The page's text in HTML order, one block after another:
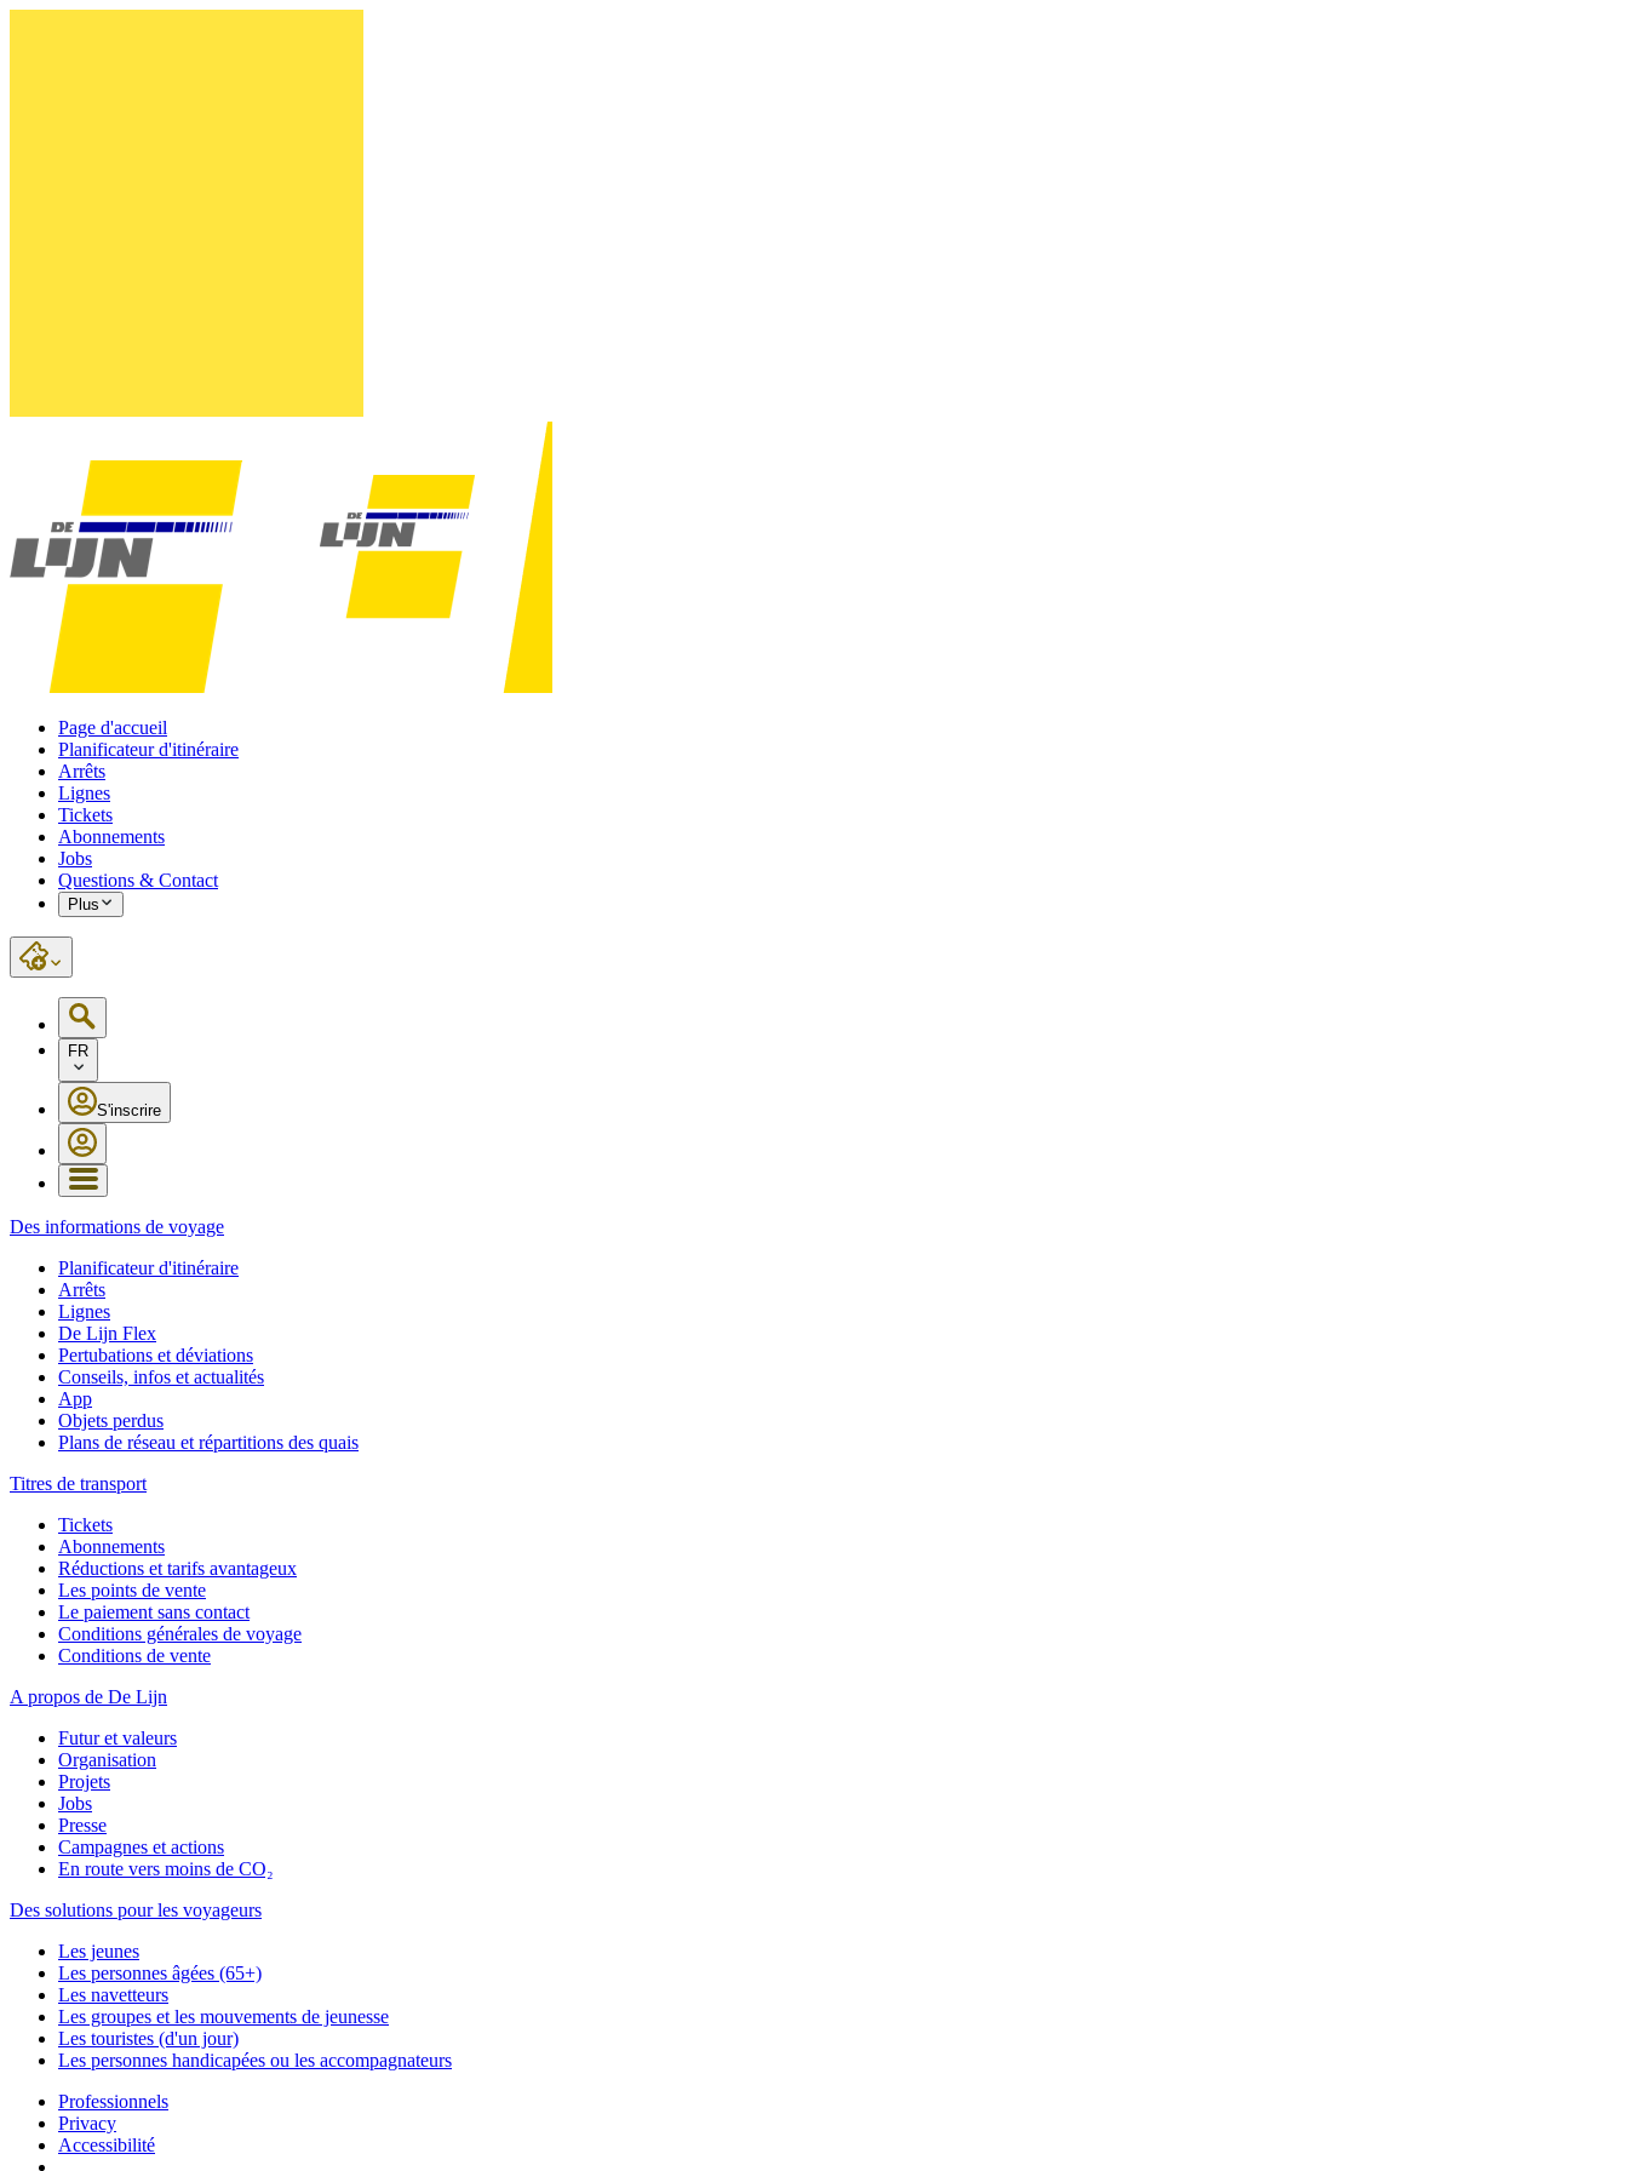
Page d'accueil
Planificateur d'itinéraire
Arrêts
Lignes
Tickets
Abonnements
Jobs
Questions & Contact
Plus
FR
S'inscrire
Des informations de voyage
Planificateur d'itinéraire
Arrêts
Lignes
De Lijn Flex
Pertubations et déviations
Conseils, infos et actualités
App
Objets perdus
Plans de réseau et répartitions des quais
Titres de transport
Tickets
Abonnements
Réductions et tarifs avantageux
Les points de vente
Le paiement sans contact
Conditions générales de voyage
Conditions de vente
A propos de De Lijn
Futur et valeurs
Organisation
Projets
Jobs
Presse
Campagnes et actions
En route vers moins de CO₂
Des solutions pour les voyageurs
Les jeunes
Les personnes âgées (65+)
Les navetteurs
Les groupes et les mouvements de jeunesse
Les touristes (d'un jour)
Les personnes handicapées ou les accompagnateurs
Professionnels
Privacy
Accessibilité